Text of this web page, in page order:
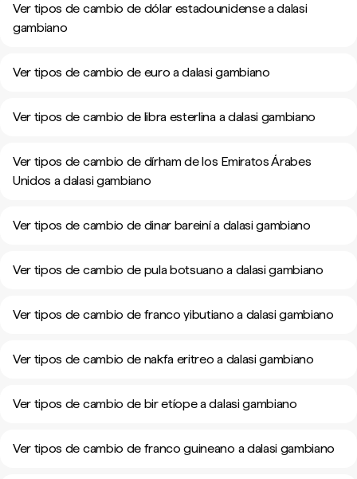
Ver tipos de cambio de dólar estadounidense a dalasi
gambiano
Ver tipos de cambio de euro a dalasi gambiano
Ver tipos de cambio de libra esterlina a dalasi gambiano
Ver tipos de cambio de dírham de los Emiratos Árabes
Unidos a dalasi gambiano
Ver tipos de cambio de dinar bareiní a dalasi gambiano
Ver tipos de cambio de pula botsuano a dalasi gambiano
Ver tipos de cambio de franco yibutiano a dalasi gambiano
Ver tipos de cambio de nakfa eritreo a dalasi gambiano
Ver tipos de cambio de bir etíope a dalasi gambiano
Ver tipos de cambio de franco guineano a dalasi gambiano